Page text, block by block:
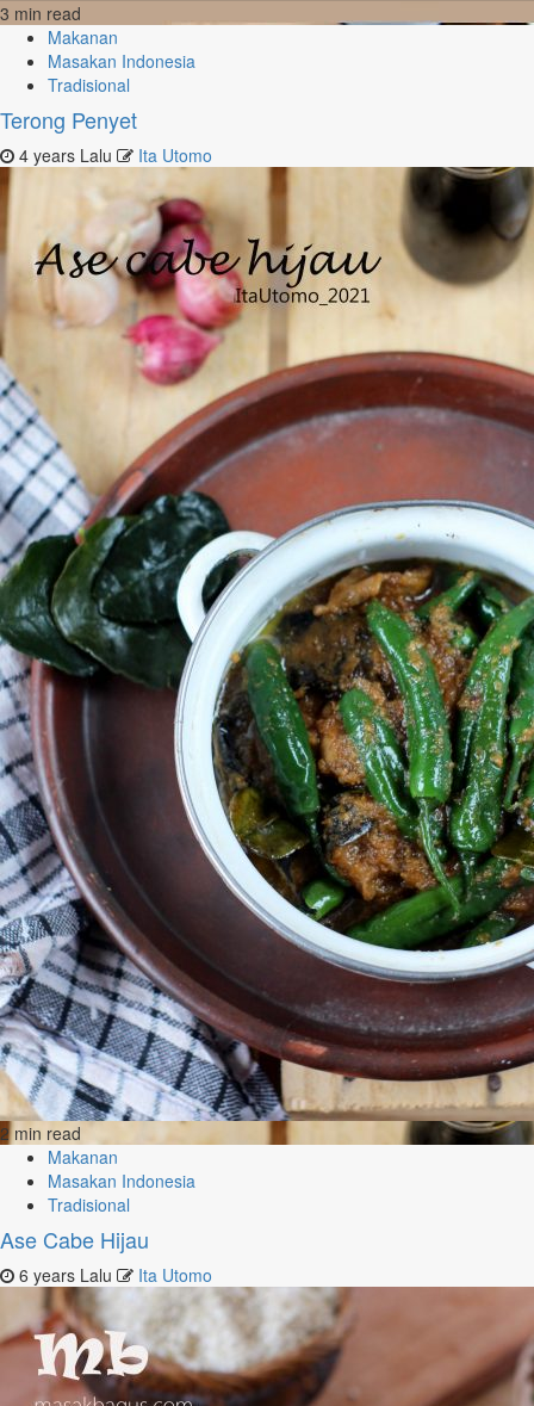
3 min read
Makanan
Masakan Indonesia
Tradisional
Terong Penyet
4 years Lalu Ita Utomo
2 min read
Makanan
Masakan Indonesia
Tradisional
Ase Cabe Hijau
6 years Lalu Ita Utomo